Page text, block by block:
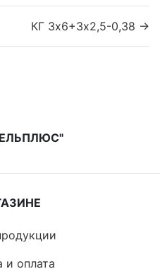
КГ 3х6+3х2,5-0,38 →
и оплата